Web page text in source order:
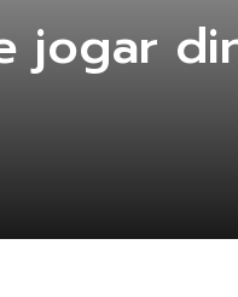
jogar